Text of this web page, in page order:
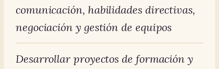
comunicación, habilidades directivas,
negociación y gestión de equipos
Desarrollar proyectos de formación y